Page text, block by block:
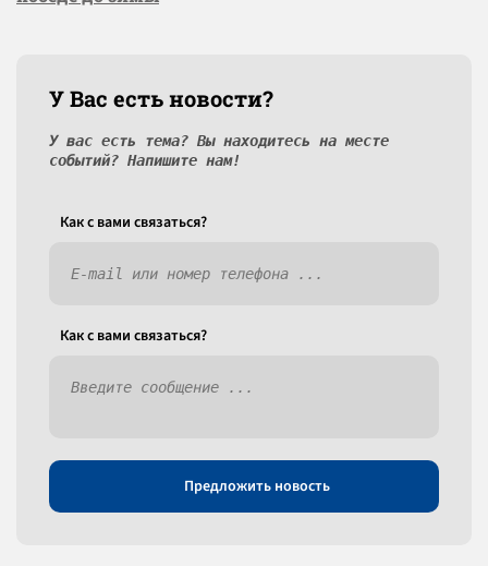
У Вас есть новости?
У вас есть тема? Вы находитесь на месте
событий? Напишите нам!
Как c вами связаться?
Как c вами связаться?
Предложить новость